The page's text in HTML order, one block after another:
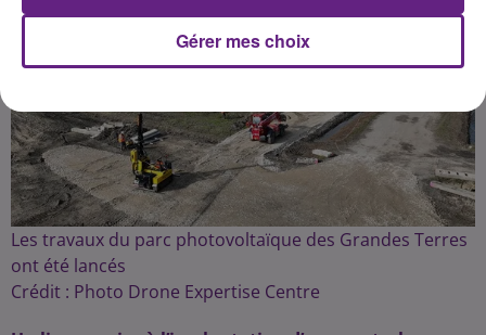
Les travaux du parc photovoltaïque des Grandes Terres
ont été lancés
Crédit : Photo Drone Expertise Centre
Gérer mes choix